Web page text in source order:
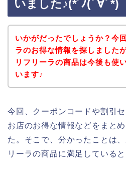
いました♪(*´ﾉ(ﾟ∀ﾟ*)
いかがだったでしょうか？今
ラのお得な情報を探しました
リフリーラの商品は今後も使
います♪
今回、クーポンコードや割引
お店のお得な情報などをまと
た。そこで、分かったことは
リーラの商品に満足している